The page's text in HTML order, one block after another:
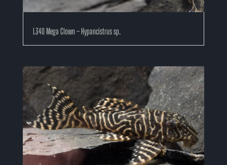
L340 Mega Clown – Hypancistrus sp.